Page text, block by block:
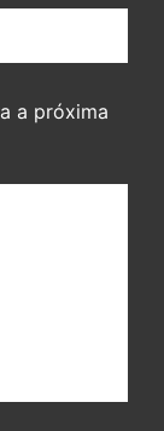
a próxima